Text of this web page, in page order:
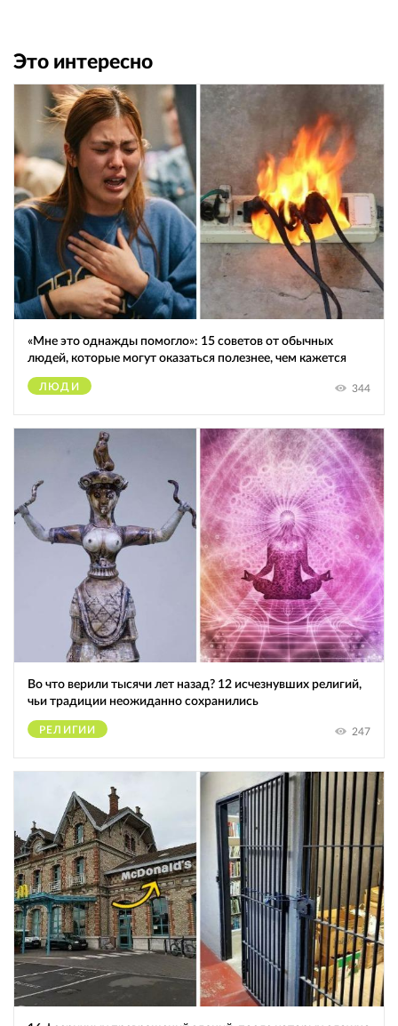
Это интересно
«Мне это однажды помогло»: 15 советов от обычных
людей, которые могут оказаться полезнее, чем кажется
ЛЮДИ 344
Во что верили тысячи лет назад? 12 исчезнувших религий,
чьи традиции неожиданно сохранились
РЕЛИГИИ 247